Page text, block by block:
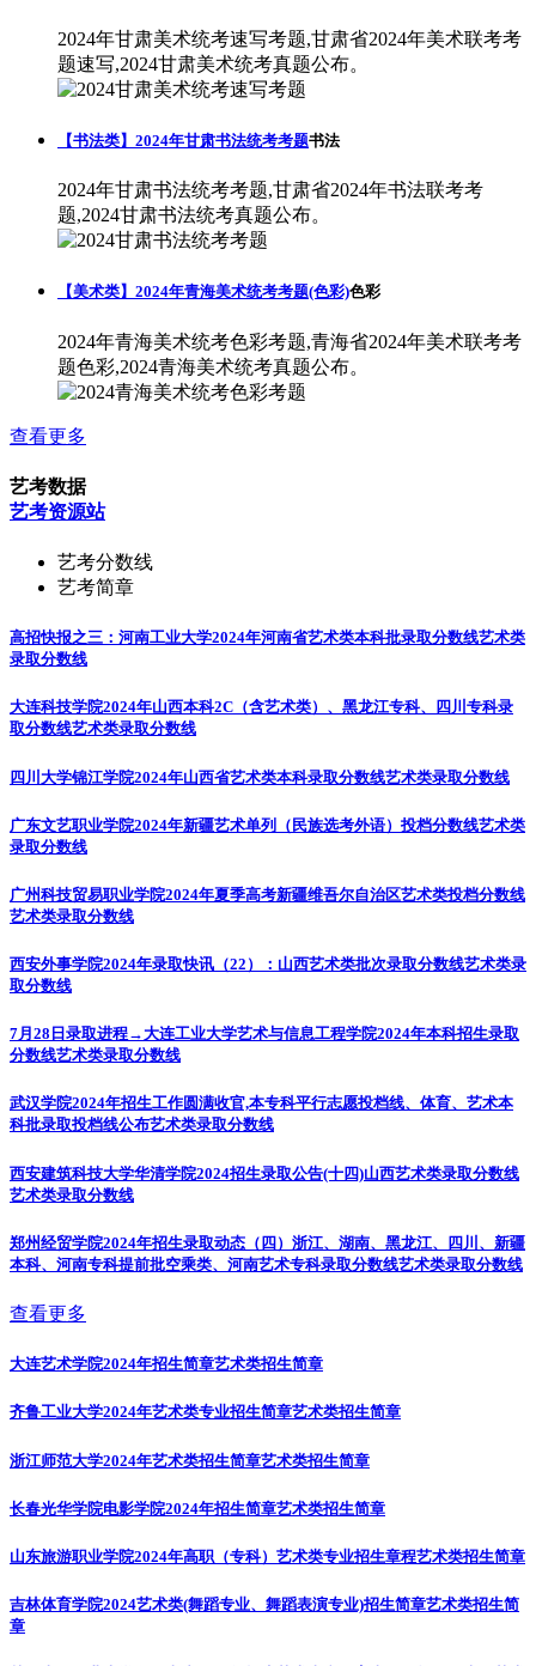
2024年甘肃美术统考速写考题,甘肃省2024年美术联考考
题速写,2024甘肃美术统考真题公布。
【书法类】2024年甘肃书法统考考题书法
2024年甘肃书法统考考题,甘肃省2024年书法联考考
题,2024甘肃书法统考真题公布。
【美术类】2024年青海美术统考考题(色彩)色彩
2024年青海美术统考色彩考题,青海省2024年美术联考考
题色彩,2024青海美术统考真题公布。
查看更多
艺考数据
艺考资源站
艺考分数线
艺考简章
高招快报之三：河南工业大学2024年河南省艺术类本科批录取分数线艺术类
录取分数线
大连科技学院2024年山西本科2C（含艺术类）、黑龙江专科、四川专科录
取分数线艺术类录取分数线
四川大学锦江学院2024年山西省艺术类本科录取分数线艺术类录取分数线
广东文艺职业学院2024年新疆艺术单列（民族选考外语）投档分数线艺术类
录取分数线
广州科技贸易职业学院2024年夏季高考新疆维吾尔自治区艺术类投档分数线
艺术类录取分数线
西安外事学院2024年录取快讯（22）：山西艺术类批次录取分数线艺术类录
取分数线
7月28日录取进程→大连工业大学艺术与信息工程学院2024年本科招生录取
分数线艺术类录取分数线
武汉学院2024年招生工作圆满收官,本专科平行志愿投档线、体育、艺术本
科批录取投档线公布艺术类录取分数线
西安建筑科技大学华清学院2024招生录取公告(十四)山西艺术类录取分数线
艺术类录取分数线
郑州经贸学院2024年招生录取动态（四）浙江、湖南、黑龙江、四川、新疆
本科、河南专科提前批空乘类、河南艺术专科录取分数线艺术类录取分数线
查看更多
大连艺术学院2024年招生简章艺术类招生简章
齐鲁工业大学2024年艺术类专业招生简章艺术类招生简章
浙江师范大学2024年艺术类招生简章艺术类招生简章
长春光华学院电影学院2024年招生简章艺术类招生简章
山东旅游职业学院2024年高职（专科）艺术类专业招生章程艺术类招生简章
吉林体育学院2024艺术类(舞蹈专业、舞蹈表演专业)招生简章艺术类招生简
章